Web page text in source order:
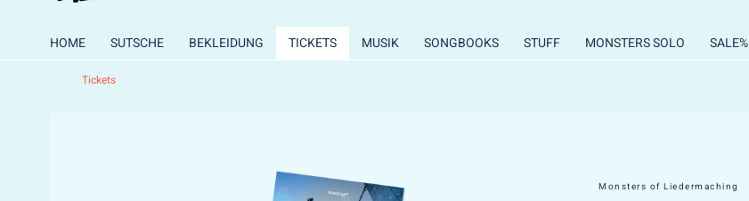
HOME SUTSCHE BEKLEIDUNG TICKETS MUSIK SONGBOOKS STUFF MONSTERS SOLO SALE%
Tickets
Monsters of Liedermaching